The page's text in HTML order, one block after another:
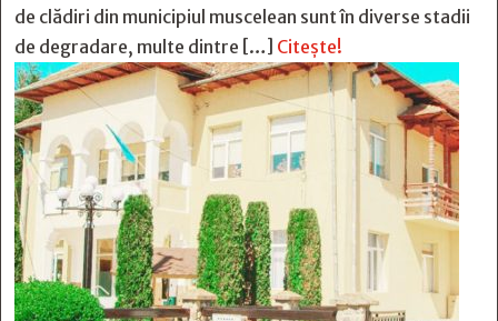
de clădiri din municipiul muscelean sunt în diverse stadii
de degradare, multe dintre […] Citește!